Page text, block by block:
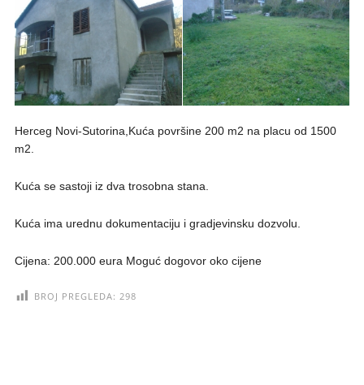
Herceg Novi-Sutorina,Kuća površine 200 m2 na placu od 1500
m2.
Kuća se sastoji iz dva trosobna stana.
Kuća ima urednu dokumentaciju i gradjevinsku dozvolu.
Cijena: 200.000 eura Moguć dogovor oko cijene
BROJ PREGLEDA: 298